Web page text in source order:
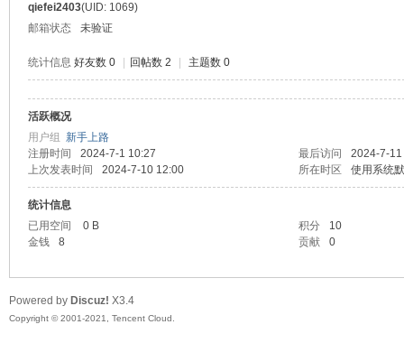
资
qiefei2403(UID: 1069)
邮箱状态
未验证
统计信息 好友数 0 回帖数 2 主题数 0
活跃概况
用户组 新手上路
注册时间
2024-7-1 10:27 最后访问
2024-7-
上次发表时间
2024-7-10 12:00 所在时区 使用系统
统计信息
已用空间
0 B 积分
10
金钱
8 贡献 0
Powered by Discuz! X3.4
Copyright © 2001-2021, Tencent Cloud.